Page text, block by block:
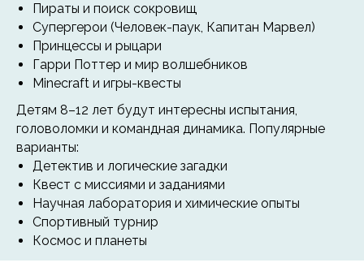
Пираты и поиск сокровищ
Супергерои (Человек-паук, Капитан Марвел)
Принцессы и рыцари
Гарри Поттер и мир волшебников
Minecraft и игры-квесты
Детям 8–12 лет будут интересны испытания,
головоломки и командная динамика. Популярные
варианты:
Детектив и логические загадки
Квест с миссиями и заданиями
Научная лаборатория и химические опыты
Спортивный турнир
Космос и планеты